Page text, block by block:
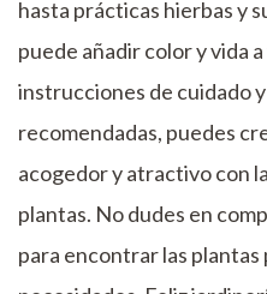
hasta prácticas hierbas y
puede añadir color y vida
instrucciones de cuidado
recomendadas, puedes
acogedor y atractivo con
plantas. No dudes en
para encontrar las